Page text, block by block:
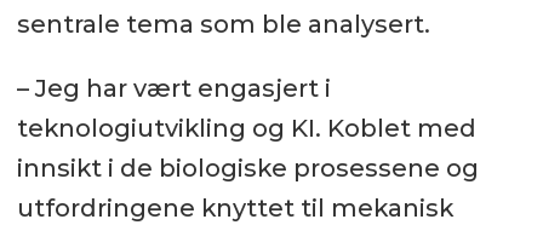
sentrale tema som ble analysert.
– Jeg har vært engasjert i
teknologiutvikling og KI. Koblet med
innsikt i de biologiske prosessene og
utfordringene knyttet til mekanisk